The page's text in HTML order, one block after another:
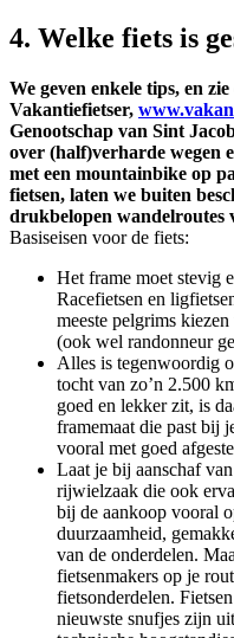
4. Welke fiets is
We geven enkele tips, en
Vakantiefietser,
Genootschap van Sint
over (half)verharde wegen
met een mountainbike op
fietsen, laten we buiten
drukbelopen wandelroutes
Basiseisen voor de fiets:
Het frame moet stevig
Racefietsen en
meeste pelgrims
(ook wel randonneur
Alles is tegenwoordig
tocht van zo’n 2.500
goed en lekker zit, is
framemaat die past bij
vooral met goed
Laat je bij aanschaf
rijwielzaak die ook
bij de aankoop vooral
duurzaamheid,
van de onderdelen.
fietsenmakers op je
fietsonderdelen.
nieuwste snufjes zijn